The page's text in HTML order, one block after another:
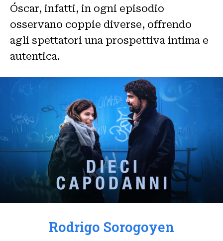
Óscar, infatti, in ogni episodio
osservano coppie diverse, offrendo
agli spettatori una prospettiva intima e
autentica.
Rodrigo Sorogoyen